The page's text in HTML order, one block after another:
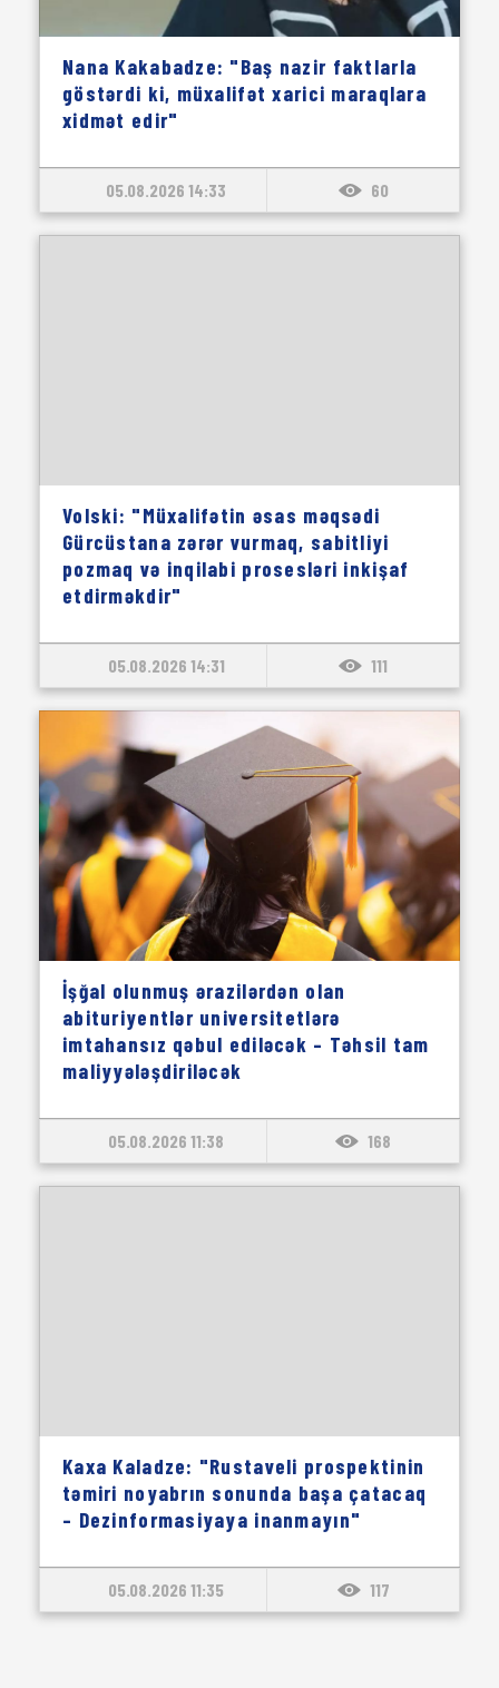
Nana Kakabadze: "Baş nazir faktlarla
göstərdi ki, müxalifət xarici maraqlara
xidmət edir"
05.08.2026 14:33 60
Volski: "Müxalifətin əsas məqsədi
Gürcüstana zərər vurmaq, sabitliyi
pozmaq və inqilabi prosesləri inkişaf
etdirməkdir"
05.08.2026 14:31 111
İşğal olunmuş ərazilərdən olan
abituriyentlər universitetlərə
imtahansız qəbul ediləcək – Təhsil tam
maliyyələşdiriləcək
05.08.2026 11:38 168
Kaxa Kaladze: "Rustaveli prospektinin
təmiri noyabrın sonunda başa çatacaq
– Dezinformasiyaya inanmayın"
05.08.2026 11:35 117